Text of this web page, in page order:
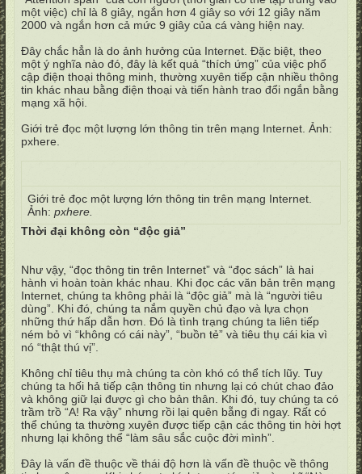
một việc) chỉ là 8 giây, ngắn hơn 4 giây so với 12 giây năm
2000 và ngắn hơn cả mức 9 giây của cá vàng hiện nay.
Đây chắc hẳn là do ảnh hưởng của Internet. Đặc biệt, theo
một ý nghĩa nào đó, đây là kết quả “thích ứng” của việc phổ
cập điện thoại thông minh, thường xuyên tiếp cận nhiều thông
tin khác nhau bằng điện thoại và tiến hành trao đổi ngắn bằng
mạng xã hội.
Giới trẻ đọc một lượng lớn thông tin trên mạng Internet. Ảnh:
pxhere.
Giới trẻ đọc một lượng lớn thông tin trên mạng Internet.
Ảnh: pxhere.
Thời đại không còn “độc giả”
Như vậy, “đọc thông tin trên Internet” và “đọc sách” là hai
hành vi hoàn toàn khác nhau. Khi đọc các văn bản trên mạng
Internet, chúng ta không phải là “độc giả” mà là “người tiêu
dùng”. Khi đó, chúng ta nắm quyền chủ đạo và lựa chọn
những thứ hấp dẫn hơn. Đó là tình trạng chúng ta liên tiếp
ném bỏ vì “không có cái này”, “buồn tẻ” và tiêu thụ cái kia vì
nó “thật thú vị”.
Không chỉ tiêu thụ mà chúng ta còn khó có thể tích lũy. Tuy
chúng ta hối hả tiếp cận thông tin nhưng lại có chút chao đảo
và không giữ lại được gì cho bản thân. Khi đó, tuy chúng ta có
trầm trồ “A! Ra vậy” nhưng rồi lại quên bẵng đi ngay. Rất có
thể chúng ta thường xuyên được tiếp cận các thông tin hời hợt
nhưng lại không thể “làm sâu sắc cuộc đời mình”.
Đây là vấn đề thuộc về thái độ hơn là vấn đề thuộc về thông